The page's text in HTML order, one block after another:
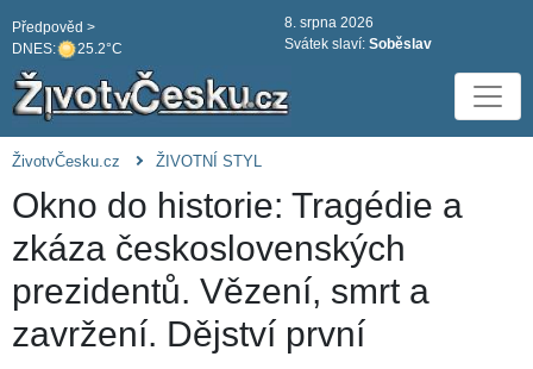
DNES: 25.2°C
Předpověd >
8. srpna 2026
Svátek slaví: Soběslav
ŽivotvČesku.cz ŽIVOTNÍ STYL
Okno do historie: Tragédie a
zkáza československých
prezidentů. Vězení, smrt a
zavržení. Dějství první